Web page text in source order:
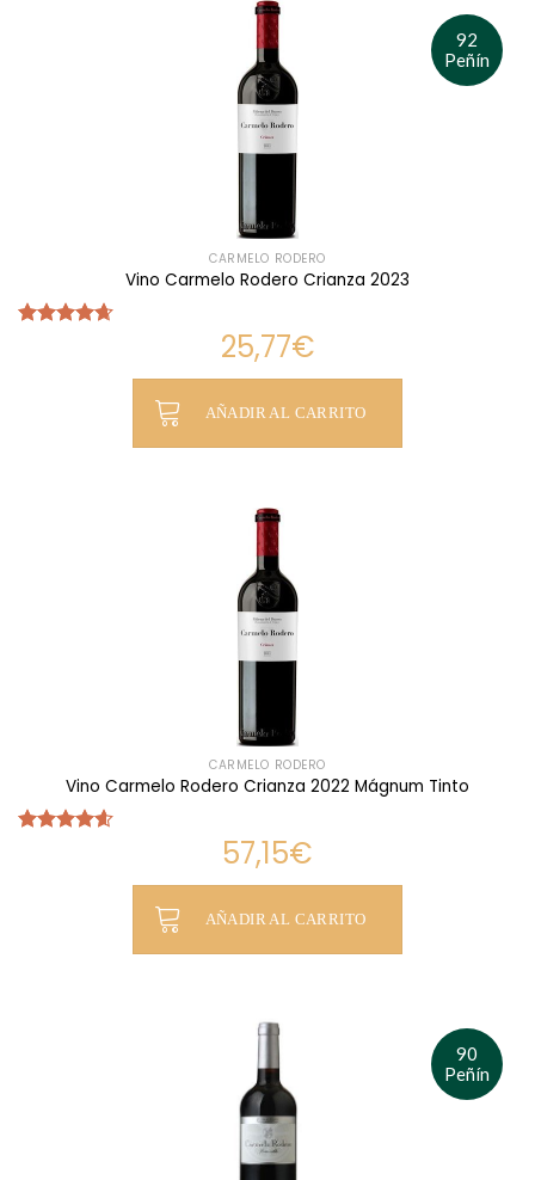
92
Peñín
CARMELO RODERO
Vino Carmelo Rodero Crianza 2023
25,77€
AÑADIR AL CARRITO
CARMELO RODERO
Vino Carmelo Rodero Crianza 2022 Mágnum Tinto
57,15€
AÑADIR AL CARRITO
90
Peñín